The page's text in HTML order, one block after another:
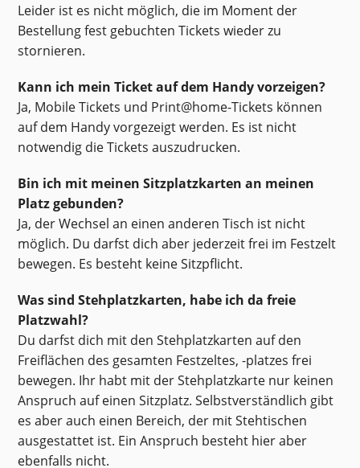
Leider ist es nicht möglich, die im Moment der
Bestellung fest gebuchten Tickets wieder zu
stornieren.
Kann ich mein Ticket auf dem Handy vorzeigen?
Ja, Mobile Tickets und Print@home-Tickets können
auf dem Handy vorgezeigt werden. Es ist nicht
notwendig die Tickets auszudrucken.
Bin ich mit meinen Sitzplatzkarten an meinen
Platz gebunden?
Ja, der Wechsel an einen anderen Tisch ist nicht
möglich. Du darfst dich aber jederzeit frei im Festzelt
bewegen. Es besteht keine Sitzpflicht.
Was sind Stehplatzkarten, habe ich da freie
Platzwahl?
Du darfst dich mit den Stehplatzkarten auf den
Freiflächen des gesamten Festzeltes, -platzes frei
bewegen. Ihr habt mit der Stehplatzkarte nur keinen
Anspruch auf einen Sitzplatz. Selbstverständlich gibt
es aber auch einen Bereich, der mit Stehtischen
ausgestattet ist. Ein Anspruch besteht hier aber
ebenfalls nicht.